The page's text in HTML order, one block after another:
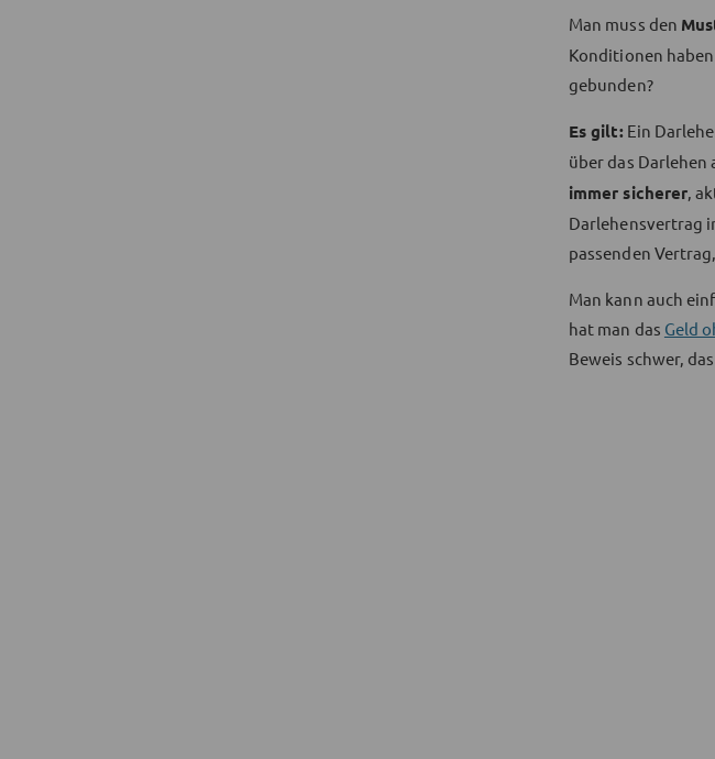
Man muss den
Konditionen
gebunden?
Es gilt: Ein
über das Darlehen
immer sicherer,
Darlehensvertrag
passenden
Man kann auch
hat man das Geld
Beweis schwer,